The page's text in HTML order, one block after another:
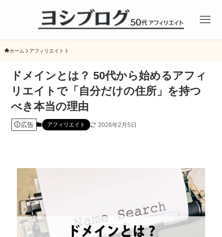
ホーム アフィリエイト
ドメインとは？ 50代から始めるアフィ
リエイトで「自分だけの住所」を持つ
べき本当の理由
広告 アフィリエイト 2026年2月5日